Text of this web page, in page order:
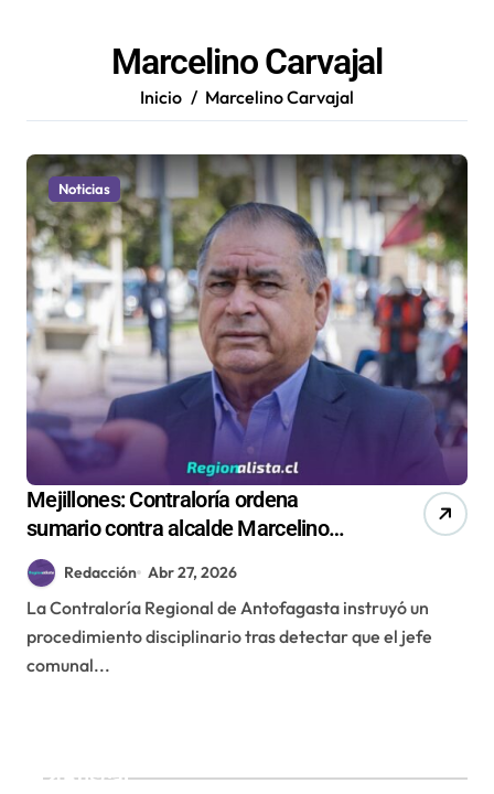
Marcelino Carvajal
Inicio Marcelino Carvajal
Noticias
Mejillones: Contraloría ordena
sumario contra alcalde Marcelino
Carvajal por vulnerar prohibición de
apostar en casinos
Redacción Abr 27, 2026
La Contraloría Regional de Antofagasta instruyó un
procedimiento disciplinario tras detectar que el jefe
comunal...
Buscar